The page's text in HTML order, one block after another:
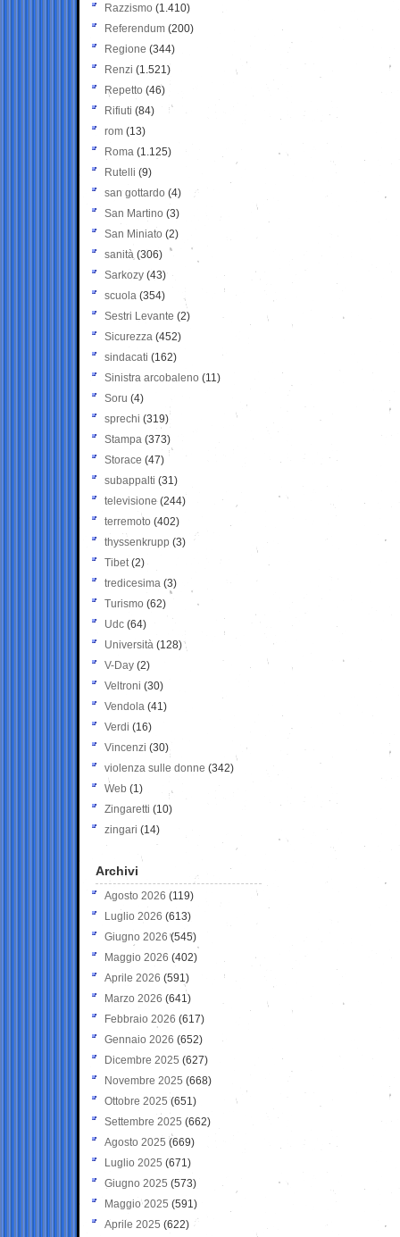
Razzismo (1.410)
Referendum (200)
Regione (344)
Renzi (1.521)
Repetto (46)
Rifiuti (84)
rom (13)
Roma (1.125)
Rutelli (9)
san gottardo (4)
San Martino (3)
San Miniato (2)
sanità (306)
Sarkozy (43)
scuola (354)
Sestri Levante (2)
Sicurezza (452)
sindacati (162)
Sinistra arcobaleno (11)
Soru (4)
sprechi (319)
Stampa (373)
Storace (47)
subappalti (31)
televisione(244)
terremoto (402)
thyssenkrupp (3)
Tibet(2)
tredicesima (3)
Turismo (62)
Udc (64)
Università (128)
V-Day (2)
Veltroni (30)
Vendola (41)
Verdi (16)
Vincenzi (30)
violenza sulle donne (342)
Web (1)
Zingaretti (10)
zingari (14)
Archivi
Agosto 2026 (119)
Luglio 2026 (613)
Giugno 2026 (545)
Maggio 2026 (402)
Aprile 2026 (591)
Marzo 2026 (641)
Febbraio 2026 (617)
Gennaio 2026 (652)
Dicembre 2025 (627)
Novembre 2025 (668)
Ottobre 2025 (651)
Settembre 2025 (662)
Agosto 2025 (669)
Luglio 2025 (671)
Giugno 2025 (573)
Maggio 2025 (591)
Aprile 2025 (622)